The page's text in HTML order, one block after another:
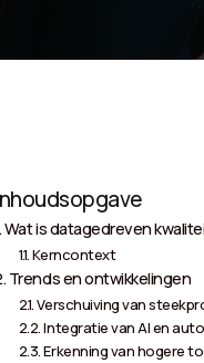
Wat is datagedreven
Kerncontext
Trends en ontwikkelingen
Verschuiving van
Integratie van AI en
Erkenning van hogere